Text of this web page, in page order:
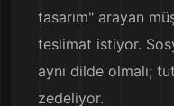
tasarım" arayan
teslimat istiyor.
aynı dilde olmalı;
zedeliyor.